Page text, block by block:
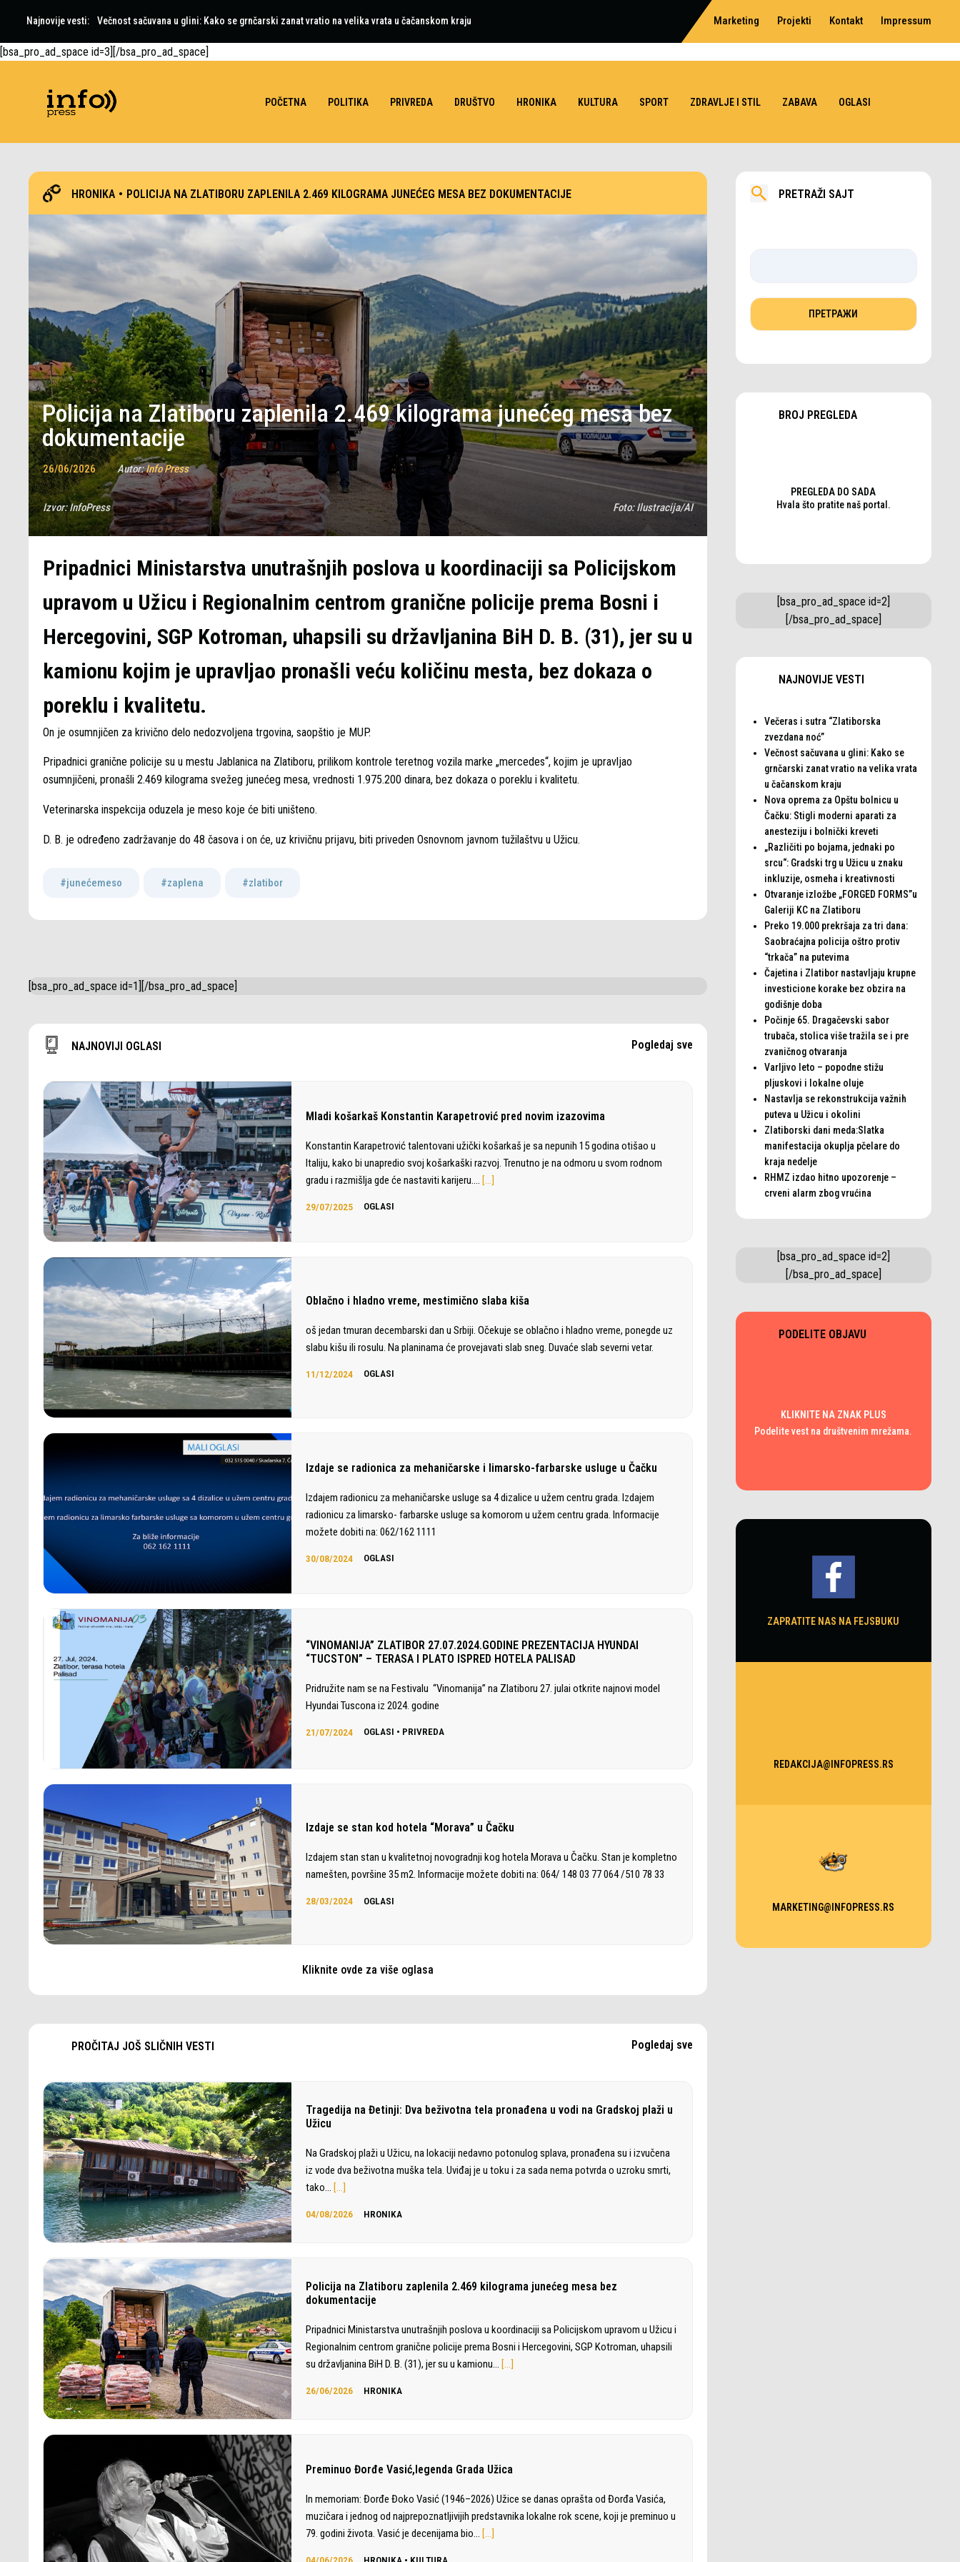
Najnovije vesti: Večnost sačuvana u glini: Kako se grnčarski zanat vratio na velika vrata u čačanskom kraju Marketing Projekti Kontakt Impressum
[bsa_pro_ad_space id=3][/bsa_pro_ad_space]
POČETNA POLITIKA PRIVREDA DRUŠTVO HRONIKA KULTURA SPORT ZDRAVLJE I STIL ZABAVA OGLASI
HRONIKA • POLICIJA NA ZLATIBORU ZAPLENILA 2.469 KILOGRAMA JUNEĆEG MESA BEZ DOKUMENTACIJE
Policija na Zlatiboru zaplenila 2.469 kilograma junećeg mesa bez
dokumentacije
26/06/2026 Autor:Info Press
Izvor:InfoPress Foto:Ilustracija/AI
Pripadnici Ministarstva unutrašnjih poslova u koordinaciji sa Policijskom
upravom u Užicu i Regionalnim centrom granične policije prema Bosni i
Hercegovini, SGP Kotroman, uhapsili su državljanina BiH D. B. (31), jer su u
kamionu kojim je upravljao pronašli veću količinu mesta, bez dokaza o
poreklu i kvalitetu.
On je osumnjičen za krivično delo nedozvoljena trgovina, saopštio je MUP.
Pripadnici granične policije su u mestu Jablanica na Zlatiboru, prilikom kontrole teretnog vozila marke „mercedes“, kojim je upravljao
osumnjičeni, pronašli 2.469 kilograma svežeg junećeg mesa, vrednosti 1.975.200 dinara, bez dokaza o poreklu i kvalitetu.
Veterinarska inspekcija oduzela je meso koje će biti uništeno.
D. B. je određeno zadržavanje do 48 časova i on će, uz krivičnu prijavu, biti priveden Osnovnom javnom tužilaštvu u Užicu.
#junećemeso #zaplena #zlatibor
[bsa_pro_ad_space id=1][/bsa_pro_ad_space]
NAJNOVIJI OGLASI Pogledaj sve
Mladi košarkaš Konstantin Karapetrović pred novim izazovima
Konstantin Karapetrović talentovani užički košarkaš je sa nepunih 15 godina otišao u
Italiju, kako bi unapredio svoj košarkaški razvoj. Trenutno je na odmoru u svom rodnom
gradu i razmišlja gde će nastaviti karijeru.… […]
29/07/2025 OGLASI
Oblačno i hladno vreme, mestimično slaba kiša
oš jedan tmuran decembarski dan u Srbiji. Očekuje se oblačno i hladno vreme, ponegde uz
slabu kišu ili rosulu. Na planinama će provejavati slab sneg. Duvaće slab severni vetar.
11/12/2024 OGLASI
Izdaje se radionica za mehaničarske i limarsko-farbarske usluge u Čačku
Izdajem radionicu za mehaničarske usluge sa 4 dizalice u užem centru grada. Izdajem
radionicu za limarsko- farbarske usluge sa komorom u užem centru grada. Informacije
možete dobiti na: 062/162 1111
30/08/2024 OGLASI
“VINOMANIJA” ZLATIBOR 27.07.2024.GODINE PREZENTACIJA HYUNDAI
“TUCSTON” – TERASA I PLATO ISPRED HOTELA PALISAD
Pridružite nam se na Festivalu “Vinomanija” na Zlatiboru 27. julai otkrite najnovi model
Hyundai Tuscona iz 2024. godine
21/07/2024 OGLASI • PRIVREDA
Izdaje se stan kod hotela “Morava” u Čačku
Izdajem stan stan u kvalitetnoj novogradnji kog hotela Morava u Čačku. Stan je kompletno
namešten, površine 35 m2. Informacije možete dobiti na: 064/ 148 03 77 064 /510 78 33
28/03/2024 OGLASI
Kliknite ovde za više oglasa
PROČITAJ JOŠ SLIČNIH VESTI Pogledaj sve
Tragedija na Đetinji: Dva beživotna tela pronađena u vodi na Gradskoj plaži u
Užicu
Na Gradskoj plaži u Užicu, na lokaciji nedavno potonulog splava, pronađena su i izvučena
iz vode dva beživotna muška tela. Uviđaj je u toku i za sada nema potvrda o uzroku smrti,
tako… […]
04/08/2026 HRONIKA
Policija na Zlatiboru zaplenila 2.469 kilograma junećeg mesa bez
dokumentacije
Pripadnici Ministarstva unutrašnjih poslova u koordinaciji sa Policijskom upravom u Užicu i
Regionalnim centrom granične policije prema Bosni i Hercegovini, SGP Kotroman, uhapsili
su državljanina BiH D. B. (31), jer su u kamionu… […]
26/06/2026 HRONIKA
Preminuo Đorđe Vasić,legenda Grada Užica
In memoriam: Đorđe Đoko Vasić (1946–2026) Užice se danas oprašta od Đorđa Vasića,
muzičara i jednog od najprepoznatljivijih predstavnika lokalne rok scene, koji je preminuo u
79. godini života. Vasić je decenijama bio… […]
04/06/2026 HRONIKA • KULTURA
PRETRAŽI SAJT
BROJ PREGLEDA
PREGLEDA DO SADA
Hvala što pratite naš portal.
[bsa_pro_ad_space id=2]
[/bsa_pro_ad_space]
NAJNOVIJE VESTI
Večeras i sutra “Zlatiborska
zvezdana noć”
Večnost sačuvana u glini: Kako se
grnčarski zanat vratio na velika vrata
u čačanskom kraju
Nova oprema za Opštu bolnicu u
Čačku: Stigli moderni aparati za
anesteziju i bolnički kreveti
„Različiti po bojama, jednaki po
srcu“: Gradski trg u Užicu u znaku
inkluzije, osmeha i kreativnosti
Otvaranje izložbe „FORGED FORMS”u
Galeriji KC na Zlatiboru
Preko 19.000 prekršaja za tri dana:
Saobraćajna policija oštro protiv
“trkača” na putevima
Čajetina i Zlatibor nastavljaju krupne
investicione korake bez obzira na
godišnje doba
Počinje 65. Dragačevski sabor
trubača, stolica više tražila se i pre
zvaničnog otvaranja
Varljivo leto – popodne stižu
pljuskovi i lokalne oluje
Nastavlja se rekonstrukcija važnih
puteva u Užicu i okolini
Zlatiborski dani meda:Slatka
manifestacija okuplja pčelare do
kraja nedelje
RHMZ izdao hitno upozorenje –
crveni alarm zbog vrućina
[bsa_pro_ad_space id=2]
[/bsa_pro_ad_space]
PODELITE OBJAVU
KLIKNITE NA ZNAK PLUS
Podelite vest na društvenim mrežama.
ZAPRATITE NAS NA FEJSBUKU
REDAKCIJA@INFOPRESS.RS
MARKETING@INFOPRESS.RS